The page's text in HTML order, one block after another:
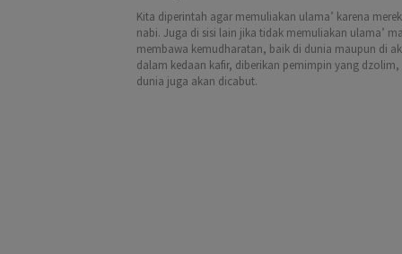
Kita diperintah agar memuliakan ulama’ karena
nabi. Juga di sisi lain jika tidak memuliakan ulama’
membawa kemudharatan, baik di dunia maupun di
dalam kedaan kafir, diberikan pemimpin yang dzolim,
dunia juga akan dicabut.